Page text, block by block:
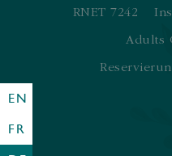
EN
FR
RNET 7242
Adults